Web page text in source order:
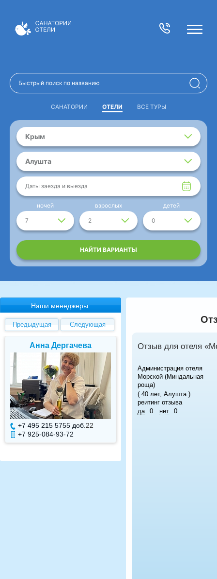
САНАТОРИИ ОТЕЛИ ВСЕ ТУРЫ
Крым
Алушта
Даты заезда и выезда
7
ночей
2
взрослых
0
детей
НАЙТИ ВАРИАНТЫ
Наши менеджеры:
Предыдущая Следующая
Анна Дергачева
+7 495 215 5755 доб. 22
+7 925-084-93-72
Елена
Отзыв для отеля
Администрация отеля
Морской (Миндальная
роща)
( 40 лет, Алушта )
реитинг отзыва
да
0 нет 0